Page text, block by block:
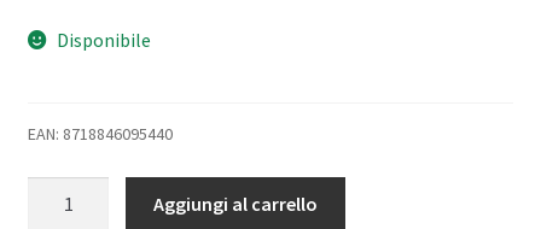
Disponibile
EAN: 8718846095440
Aggiungi al carrello